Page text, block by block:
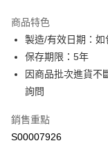
Apple Pay
街口支付
ATM付款
運送方式
全家取貨付款
商品特色
製造/有效日期：如
保存期限：5年
因商品批次進貨不
詢問
銷售重點
S00007926